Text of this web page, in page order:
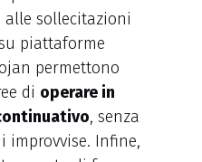
alle sollecitazioni
piattaforme
permettono
di operare in
, senza
Infine,